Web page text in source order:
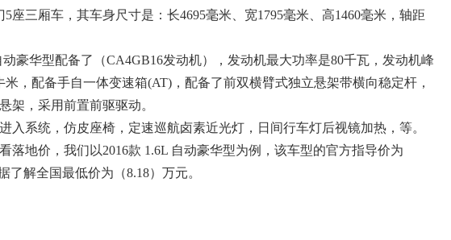
5座三厢车，其车身尺寸是：长4695毫米、宽1795毫米、高1460毫米，轴距
动豪华型配备了（CA4GB16发动机），发动机最大功率是80千瓦，发动机峰
米，配备手自一体变速箱(AT)，配备了前双横臂式独立悬架带横向稳定杆，
架，采用前置前驱驱动。
入系统，仿皮座椅，定速巡航卤素近光灯，日间行车灯后视镜加热，等。
落地价，我们以2016款 1.6L 自动豪华型为例，该车型的官方指导价为
了解全国最低价为（8.18）万元。